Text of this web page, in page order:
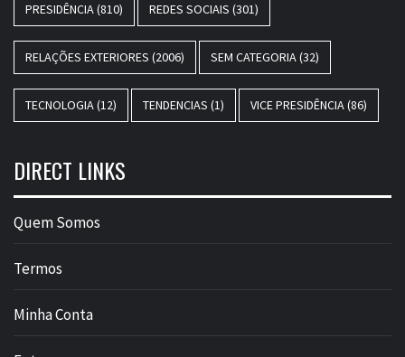
PRESIDÊNCIA(810) REDES SOCIAIS (301)
RELAÇÕES EXTERIORES (2006) SEM CATEGORIA(32)
TECNOLOGIA(12) TENDENCIAS (1) VICE PRESIDÊNCIA(86)
DIRECT LINKS
Quem Somos
Termos
Minha Conta